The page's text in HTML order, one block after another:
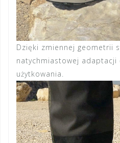
Dzięki zmiennej geometrii
natychmiastowej adaptacji
użytkowania.